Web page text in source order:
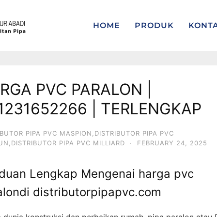
HOME PRODUK
PVC PARALON |
| TERLENGKAP
PIPA PVC MASPION,DISTRIBUTOR PIPA PVC
PIPA PVC MILLIARD
· FEBRUARY 24, 2025
Lengkap Mengenai harga pvc
distributorpipapvc.com